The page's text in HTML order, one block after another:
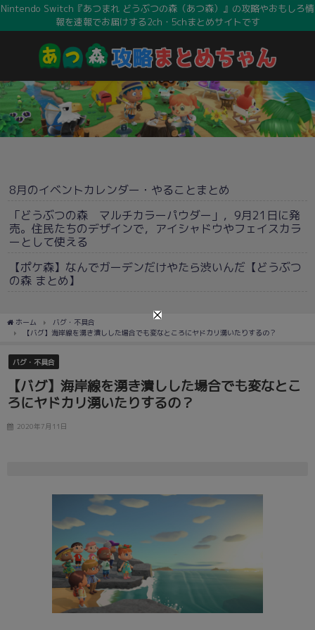
Nintendo Switch『あつまれ どうぶつの森（あつ森）』の攻略やおもしろ情
報を速報でお届けする2ch・5chまとめサイトです
8月のイベントカレンダー・やることまとめ
「どうぶつの森 マルチカラーパウダー」，9月21日に発
売。住民たちのデザインで，アイシャドウやフェイスカラ
ーとして使える
【ポケ森】なんでガーデンだけやたら渋いんだ【どうぶつ
の森 まとめ】
ホーム
バグ・不具合
【バグ】海岸線を湧き潰しした場合でも変なところにヤドカリ湧いたりするの？
バグ・不具合
【バグ】海岸線を湧き潰しした場合でも変なとこ
ろにヤドカリ湧いたりするの？
2020年7月11日